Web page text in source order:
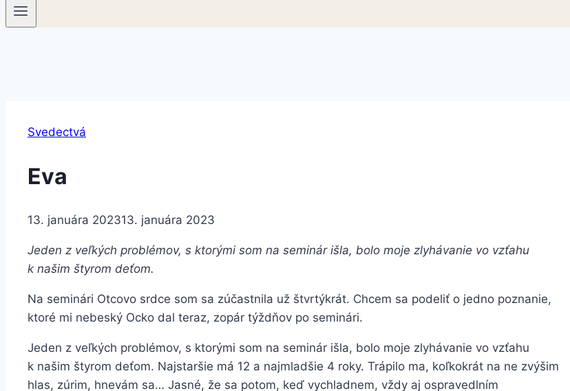
Svedectvá
Eva
13. januára 202313. januára 2023
Jeden z veľkých problémov, s ktorými som na seminár išla, bolo moje zlyhávanie vo vzťahu
k našim štyrom deťom.
Na seminári Otcovo srdce som sa zúčastnila už štvrtýkrát. Chcem sa podeliť o jedno poznanie,
ktoré mi nebeský Ocko dal teraz, zopár týždňov po seminári.
Jeden z veľkých problémov, s ktorými som na seminár išla, bolo moje zlyhávanie vo vzťahu
k našim štyrom deťom. Najstaršie má 12 a najmladšie 4 roky. Trápilo ma, koľkokrát na ne zvýšim
hlas, zúrim, hnevám sa… Jasné, že sa potom, keď vychladnem, vždy aj ospravedlním